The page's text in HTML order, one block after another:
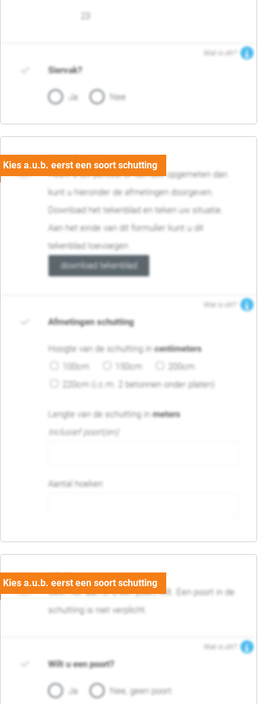
Wat is dit?
Siervak?
Ja Nee
04. Afmetingen
Heeft u uw perceel of tuin zelf opgemeten dan
kunt u hieronder de afmetingen doorgeven.
Download het tekenblad en teken uw situatie.
Aan het einde van dit formulier kunt u dit
tekenblad toevoegen
download tekenblad
Wat is dit?
Afmetingen schutting
Hoogte van de schutting incentimeters
100cm
150cm
200cm
220cm (i.c.m. 2 betonnen onder platen)
Lengte van de schutting inmeters
Inclusief poort(en)
Aantal hoeken
05. Poort
Geef hier aan of u een poort wilt. Een poort in de
schutting is niet verplicht.
Wat is dit?
Wilt u een poort?
Ja Nee, geen poort